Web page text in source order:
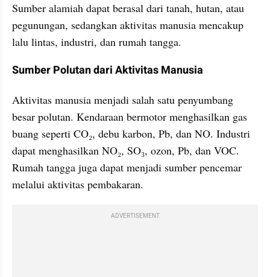
Sumber alamiah dapat berasal dari tanah, hutan, atau
pegunungan, sedangkan aktivitas manusia mencakup
lalu lintas, industri, dan rumah tangga.
Sumber Polutan dari Aktivitas Manusia
Aktivitas manusia menjadi salah satu penyumbang
besar polutan. Kendaraan bermotor menghasilkan gas
buang seperti CO₂, debu karbon, Pb, dan NO. Industri
dapat menghasilkan NO₂, SO₃, ozon, Pb, dan VOC.
Rumah tangga juga dapat menjadi sumber pencemar
melalui aktivitas pembakaran.
ADVERTISEMENT